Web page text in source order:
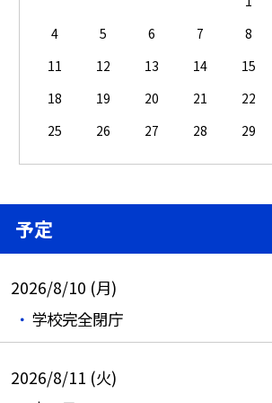
4
5 6 7 8
11
12 13 14 15
18
19 20 21 22
25
26 27 28 29
予定
2026/8/10 (月)
学校完全閉庁
2026/8/11 (火)